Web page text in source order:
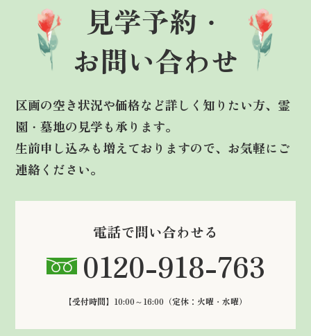
見学予約・
お問い合わせ
区画の空き状況や価格など詳しく知りたい方、霊
園・墓地の見学も承ります。
生前申し込みも増えておりますので、お気軽にご
連絡ください。
電話で問い合わせる
0120-918-763
【受付時間】10:00～16:00 （定休：火曜・水曜）